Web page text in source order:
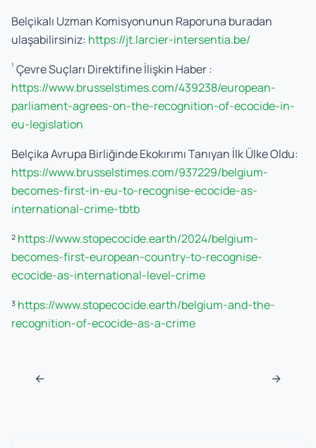
Belçikalı Uzman Komisyonunun Raporuna buradan
ulaşabilirsiniz: https://jt.larcier-intersentia.be/
¹ Çevre Suçları Direktifine İlişkin Haber :
https://www.brusselstimes.com/439238/european-
parliament-agrees-on-the-recognition-of-ecocide-in-
eu-legislation
Belçika Avrupa Birliğinde Ekokırımı Tanıyan İlk Ülke Oldu:
https://www.brusselstimes.com/937229/belgium-
becomes-first-in-eu-to-recognise-ecocide-as-
international-crime-tbtb
²https://www.stopecocide.earth/2024/belgium-
becomes-first-european-country-to-recognise-
ecocide-as-international-level-crime
³https://www.stopecocide.earth/belgium-and-the-
recognition-of-ecocide-as-a-crime
Post navigation
← →